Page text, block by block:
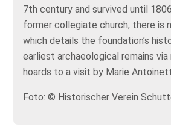
7th century and survived until
former collegiate church, there is
which details the foundation’s
earliest archaeological remains
hoards to a visit by Marie
Foto: © Historischer Verein